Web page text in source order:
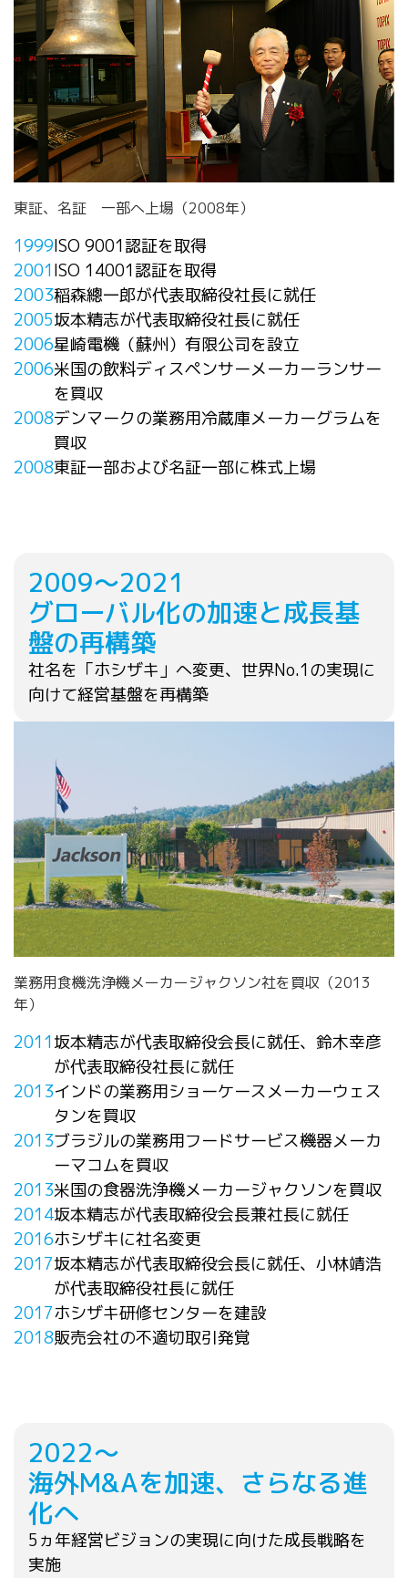
東証、名証 一部へ上場（2008年）​
1999ISO 9001認証を取得
2001 ISO 14001認証を取得
2003稲森總一郎が代表取締役社長に就任
2005坂本精志が代表取締役社長に就任
2006星崎電機（蘇州）有限公司を設立
2006米国の飲料ディスペンサーメーカーランサー
を買収
2008デンマークの業務用冷蔵庫メーカーグラムを
買収
2008東証一部および名証一部に株式上場
2009～2021
グローバル化の加速と成長基
盤の再構築
社名を「ホシザキ」へ変更、世界No.1の実現に
向けて経営基盤を再構築
業務用食機洗浄機メーカージャクソン社を買収（2013
年）​​
2011 坂本精志が代表取締役会長に就任、鈴木幸彦
が代表取締役社長に就任
2013インドの業務用ショーケースメーカーウェス
タンを買収
2013ブラジルの業務用フードサービス機器メーカ
ーマコムを買収
2013米国の食器洗浄機メーカージャクソンを買収
2014坂本精志が代表取締役会長兼社長に就任
2016ホシザキに社名変更
2017坂本精志が代表取締役会長に就任、小林靖浩
が代表取締役社長に就任
2017ホシザキ研修センターを建設
2018販売会社の不適切取引発覚
2022～
海外M&Aを加速、さらなる進
化へ
5ヵ年経営ビジョンの実現に向けた成長戦略を
実施